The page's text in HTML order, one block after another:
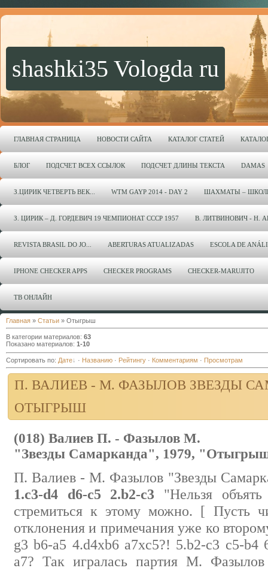
shashki35 Vologda ru
ГЛАВНАЯ СТРАНИЦА НОВОСТИ САЙТА КАТАЛОГ СТАТЕЙ
БЛОГ ПОДСЧЕТ ВСЕХ ССЫЛОК ПОДСЧЕТ ДЛИНЫ ТЕКСТА DAMAS
З.ЦИРИК ЧЕТВЕРТЬ ВЕК... WTM GAYP 2014 - DAY 2 ШАХМАТЫ –
З. ЦИРИК – Д. ГОРДЕВИЧ 19 ЧЕМПИОНАТ СССР 1957 В. ЛИТВИНОВИЧ - Н.
REVISTA BRASIL DO JO... ABERTURAS ATUALIZADAS ESCOLA DE
IPHONE CHECKER APPS CHECKER PROGRAMS CHECKER-MARUJITO
ТВ ОНЛАЙН
Главная » Статьи » Отыгрыш
В категории материалов: 63
Показано материалов: 1-10
Сортировать по: Дате · Названию · Рейтингу · Комментариям · Просмотрам
П. ВАЛИЕВ - М. ФАЗЫЛОВ ЗВЕЗДЫ
ОТЫГРЫШ
(018) Валиев П. - Фазылов М.
"Звезды Самарканда", 1979,
П. Валиев - М. Фазылов "Звезды
1.c3-d4 d6-c5 2.b2-c3 "Нельзя
стремиться к этому можно. [ Пусть
отклонения и примечания уже ко
g3 b6-a5 4.d4xb6 a7xc5?! 5.b2-c3 c5-b4
a7? Так игралась партия М.